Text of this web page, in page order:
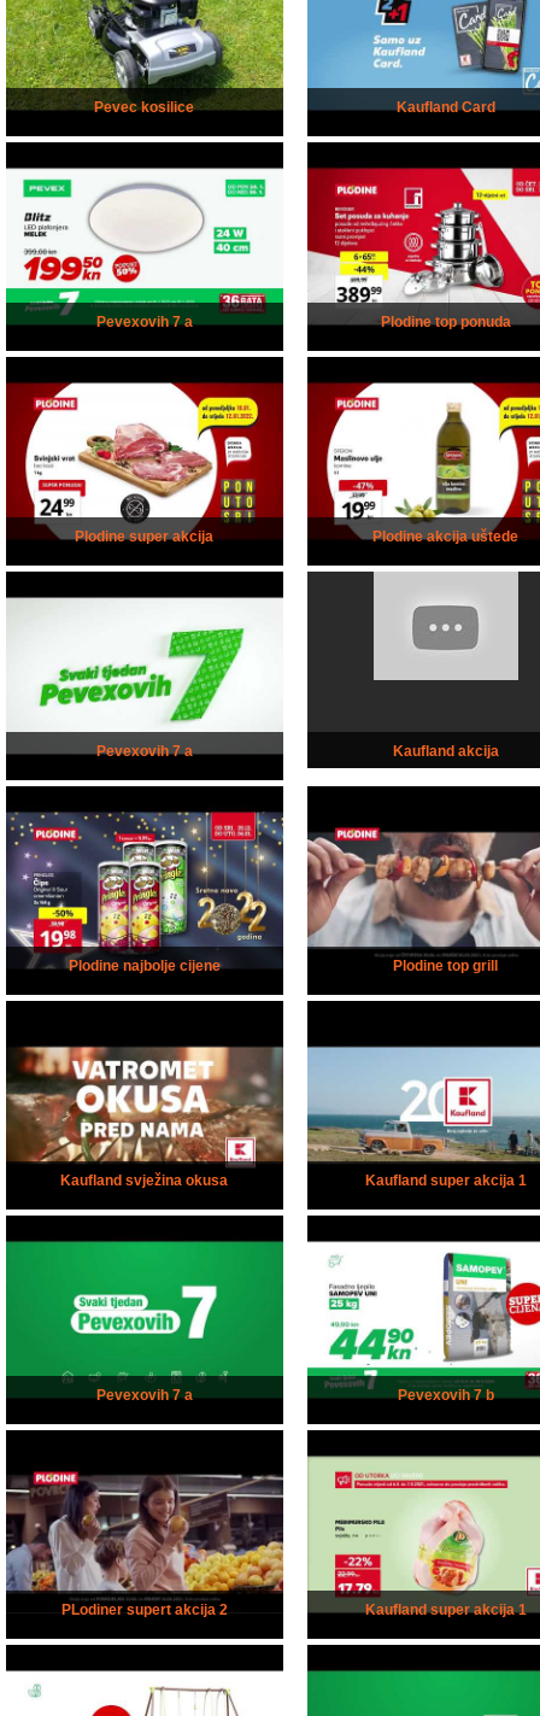
Pevec kosilice Kaufland Card
Pevexovih 7 a Plodine top ponuda
Plodine super akcija Plodine akcija uštede
Pevexovih 7 a Kaufland akcija
Plodine najbolje cijene Plodine top grill
Kaufland svježina okusa Kaufland super akcija 1
Pevexovih 7 a Pevexovih 7 b
PLodiner supert akcija 2 Kaufland super akcija 1